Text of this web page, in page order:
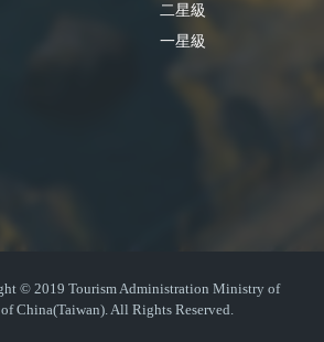
二星級
一星級
© 2019 Tourism Administration Ministry of
China(Taiwan). All Rights Reserved.